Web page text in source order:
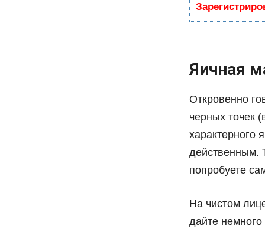
Яичная
Откровенно
черных точек
характерного
действенным.
попробуете
На чистом
дайте